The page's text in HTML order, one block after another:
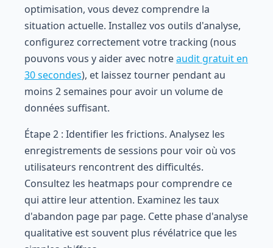
optimisation, vous devez comprendre la
situation actuelle. Installez vos outils d'analyse,
configurez correctement votre tracking (nous
pouvons vous y aider avec notreaudit gratuit en
30 secondes), et laissez tourner pendant au
moins 2 semaines pour avoir un volume de
données suffisant.
Étape 2 : Identifier les frictions. Analysez les
enregistrements de sessions pour voir où vos
utilisateurs rencontrent des difficultés.
Consultez les heatmaps pour comprendre ce
qui attire leur attention. Examinez les taux
d'abandon page par page. Cette phase d'analyse
qualitative est souvent plus révélatrice que les